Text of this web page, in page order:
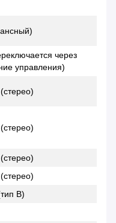
через
управления)
B)